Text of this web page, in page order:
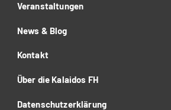
Veranstaltungen
News & Blog
Kontakt
Über die Kalaidos FH
Datenschutzerklärung